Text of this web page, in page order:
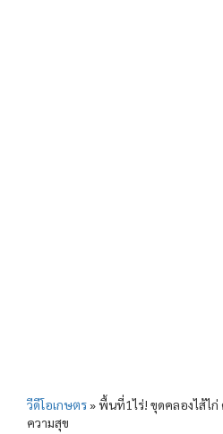
วีดีโอเกษตร»พื้นที่1ไร่! ขุดคลองไส้ไ
ความสุข